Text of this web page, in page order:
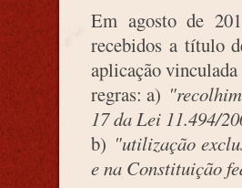
Em agosto de
recebidos a título
aplicação vinculada
regras: a)
17 da Lei 11.494/
b) "utilização
e na Constituição